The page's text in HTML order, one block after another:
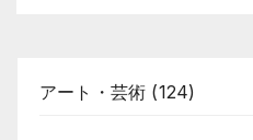
アート・芸術 (124)